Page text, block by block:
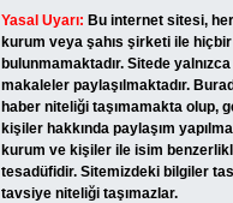
Yasal Uyarı: Bu internet sitesi,
kurum veya şahıs şirketi ile hiçbir
bulunmamaktadır. Sitede yalnızca
makaleler paylaşılmaktadır.
haber niteliği taşımamakta olup,
kişiler hakkında paylaşım
kurum ve kişiler ile isim
tesadüfidir. Sitemizdeki bilgiler
tavsiye niteliği taşımazlar.